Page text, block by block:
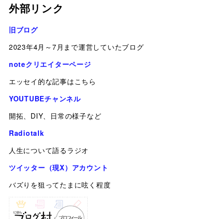
外部リンク
旧ブログ
2023年4月～7月まで運営していたブログ
noteクリエイターページ
エッセイ的な記事はこちら
YOUTUBEチャンネル
開拓、DIY、日常の様子など
Radiotalk
人生について語るラジオ
ツイッター（現X）アカウント
バズりを狙ってたまに呟く程度